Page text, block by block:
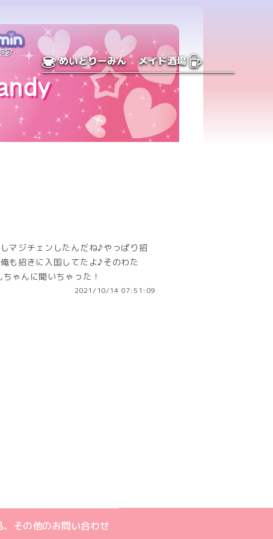
めいどりーみん メイド酒場
マジチェンしたんだね♪やっぱり招
も招きに入国してたよ♪そのわた
ゃんに聞いちゃった！
2021/10/14 07:51:09
式アカウント
公式アカウント
公式アカウント
、その他のお問い合わせ